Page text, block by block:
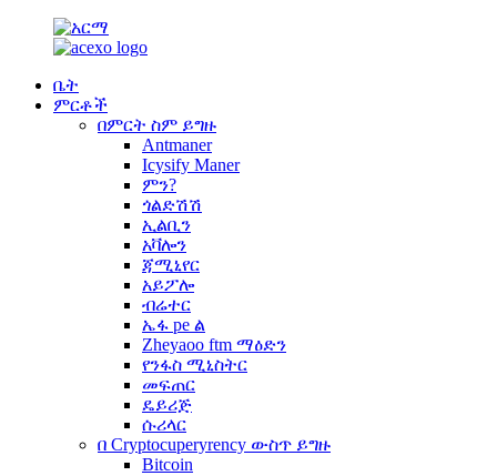
ቤት
ምርቶች
በምርት ስም ይግዙ
Antmaner
Icysify Maner
ምን?
ጎልድሽሽ
ኢልቢን
አቫሎን
ጃሚኒየር
አይፖሎ
ብሬተር
ኤፋ pe ል
Zheyaoo ftm ማዕድን
የንፋስ ሚኒስትር
መፍጠር
ዴይሪጅ
ሱሪላር
በ Cryptocuperyrency ውስጥ ይግዙ
Bitcoin